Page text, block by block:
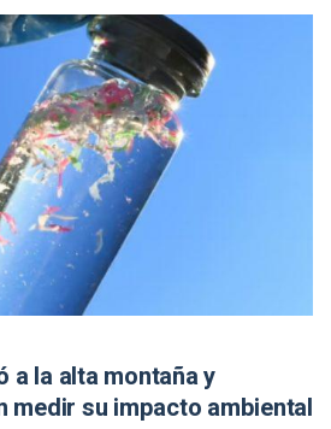
a la alta montaña y
medir su impacto ambiental